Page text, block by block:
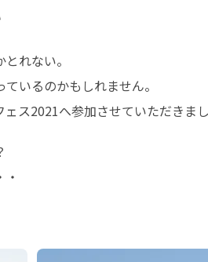
れない。
いるのかもしれません。
ス2021へ参加させていただきま